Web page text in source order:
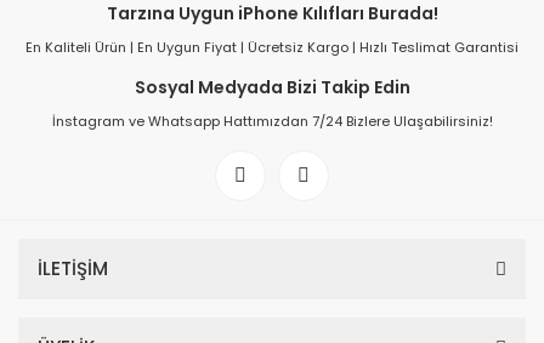
Tarzına Uygun iPhone Kılıfları Burada!
En Kaliteli Ürün | En Uygun Fiyat | Ücretsiz Kargo | Hızlı Teslimat Garantisi
Sosyal Medyada Bizi Takip Edin
İnstagram ve Whatsapp Hattımızdan 7/24 Bizlere Ulaşabilirsiniz!
İLETİŞİM